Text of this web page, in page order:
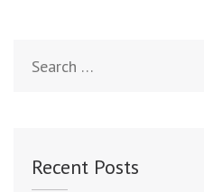
Recent Posts